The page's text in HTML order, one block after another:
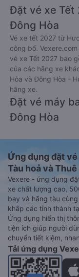
Đặt vé xe Tết
Đông Hòa
Vé xe tết 2027 từ
công bố.
vé xe Tết 2027 bao
của các hãng xe
Hòa và Đông Hòa -
hãng xe.
Đặt vé máy
Đông Hòa
Ứng dụng đặt vé
Tàu hoả và Thuê
Vexere - ứng dụng
xe chất lượng cao,
bay và hãng tàu
khắp các tỉnh thành
Ứng dụng hiển thị
tiện ích giúp người
chuyển tiết kiệm,
Tải ứng dụng